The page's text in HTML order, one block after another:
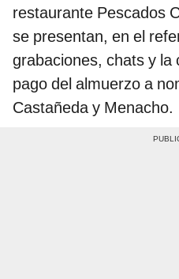
restaurante Pescados
se presentan, en el
grabaciones, chats y la
pago del almuerzo a
Castañeda y Menacho.